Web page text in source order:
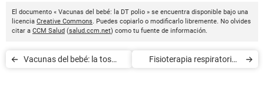
El documento « Vacunas del bebé: la DT polio » se encuentra disponible bajo una
licencia Creative Commons. Puedes copiarlo o modificarlo libremente. No olvides
citar a CCM Salud (salud.ccm.net) como tu fuente de información.
Vacunas del bebé: la tos
Fisioterapia respiratoria -